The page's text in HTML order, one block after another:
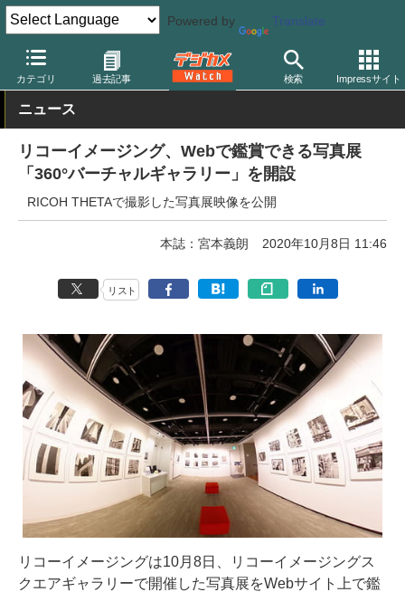
Powered by Translate
カテゴリ 過去記事 検索 Impressサイト
デジカメ Watch 業界動向 企業
ニュース
リコーイメージング、Webで鑑賞できる写真展
「360°バーチャルギャラリー」を開設
RICOH THETAで撮影した写真展映像を公開
本誌：宮本義朗 2020年10月8日 11:46
リスト
リコーイメージングは10月8日、リコーイメージングス
クエアギャラリーで開催した写真展をWebサイト上で鑑